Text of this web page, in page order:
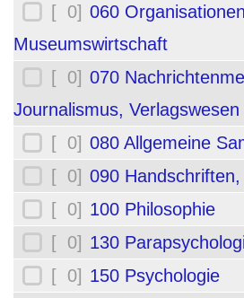
[ 0] 060
Museumswirtschaft
[ 0] 070
Journalismus, Verlagswesen
[ 0] 080 Allgemeine
[ 0] 090
[ 0] 100 Philosophie
[ 0] 130
[ 0] 150 Psychologie